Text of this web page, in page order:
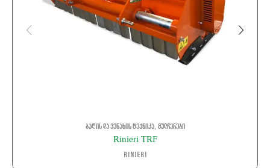
ბაღის და ვენახის ტექნიკა, მულჩერები
Rinieri TRF
Rinieri